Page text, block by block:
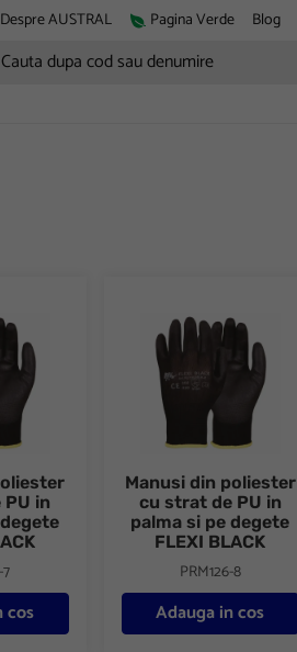
Despre AUSTRAL Pagina Verde Blog
cod sau denumire
in
cos
Manusi din poliester
cu strat de PU in
palma si pe degete
FLEXI BLACK
PRM126-8
Adauga in cos